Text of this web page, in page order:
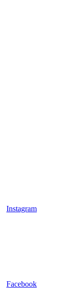
Instagram
Facebook